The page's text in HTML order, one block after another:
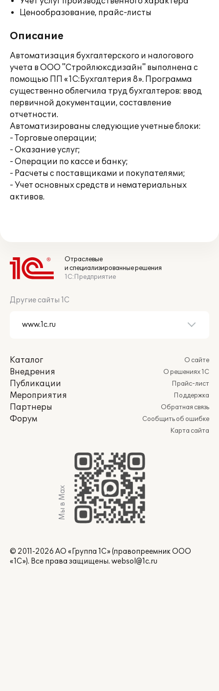
Ценообразование, прайс-листы
Описание
Автоматизация бухгалтерского и налогового
учета в ООО "Стройлюксдизайн" выполнена с
помощью ПП «1С:Бухгалтерия 8». Программа
существенно облегчила труд бухгалтеров: ввод
первичной документации, составление
отчетности.
Автоматизированы следующие учетные блоки:
- Торговые операции;
- Оказание услуг;
- Операции по кассе и банку;
- Расчеты с поставщиками и покупателями;
- Учет основных средств и нематериальных
активов.
Отраслевые
и специализированные решения
1С:Предприятие
Другие сайты 1С
Каталог
Внедрения
Публикации
Мероприятия
Партнеры
Форум
О сайте
О решениях 1С
Прайс-лист
Поддержка
Обратная связь
Сообщить об ошибке
Карта сайта
Мы в Max
© 2011-2026 АО «Группа 1С» (правопреемник ООО
«1С»). Все права защищены. websol@1c.ru